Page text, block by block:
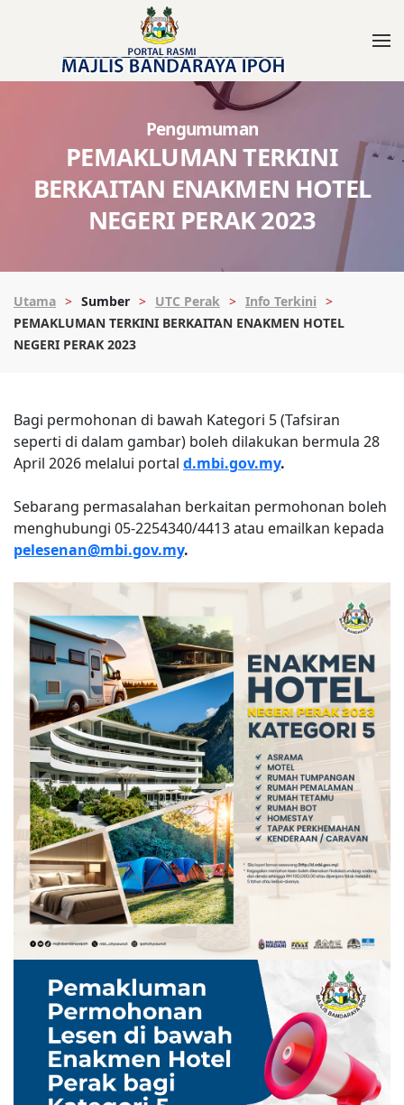
Pengumuman
PEMAKLUMAN TERKINI
BERKAITAN ENAKMEN HOTEL
NEGERI PERAK 2023
Utama Sumber UTC Perak
Info Terkini
PEMAKLUMAN TERKINI BERKAITAN ENAKMEN HOTEL
NEGERI PERAK 2023
Bagi permohonan di bawah Kategori 5 (Tafsiran
seperti di dalam gambar) boleh dilakukan bermula 28
April 2026 melalui portal d.mbi.gov.my.
Sebarang permasalahan berkaitan permohonan boleh
menghubungi 05-2254340/4413 atau emailkan kepada
pelesenan@mbi.gov.my.